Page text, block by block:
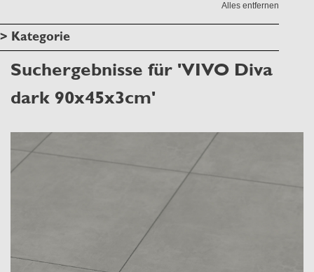
Alles entfernen
> Kategorie
Suchergebnisse für 'VIVO Diva
dark 90x45x3cm'